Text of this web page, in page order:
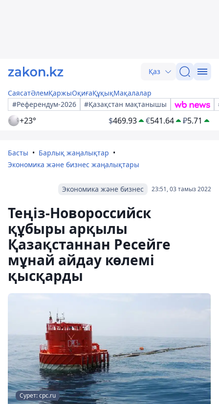
Қаз
СаясатӘлемҚаржыОқиғаҚұқықМақалалар
#Референдум-2026
#Қазақстан мақтанышы
+23° $469.93 €541.64 ₽5.71
Басты
Барлық жаңалықтар
Экономика және бизнес жаңалықтары
23:51, 03 тамыз 2022
Экономика және бизнес
Теңіз-Новороссийск
құбыры арқылы
Қазақстаннан Ресейге
мұнай айдау көлемі
қысқарды
Сурет: cpc.ru